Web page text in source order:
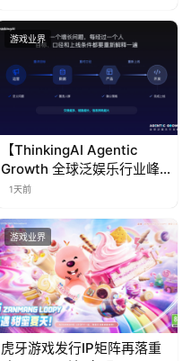
游戏业界
【ThinkingAI Agentic
Growth 全球泛娱乐行业峰
会】Agent 时代，人到底负
1天前
游戏业界
虎牙游戏发行IP矩阵再落重